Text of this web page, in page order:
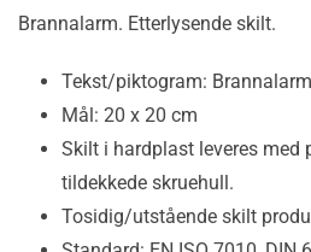
Brannalarm. Etterlysende skilt.
Tekst/piktogram: Brannalarm
Mål: 20 x 20 cm
Skilt i hardplast leveres med
tildekkede skruehull.
Tosidig/utstående skilt